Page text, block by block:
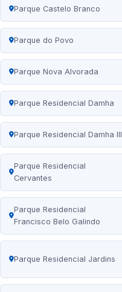
Parque Castelo Branco
Parque do Povo
Parque Nova Alvorada
Parque Residencial Damha
Parque Residencial Damha III
Parque Residencial
Cervantes
Parque Residencial
Francisco Belo Galindo
Parque Residencial Jardins